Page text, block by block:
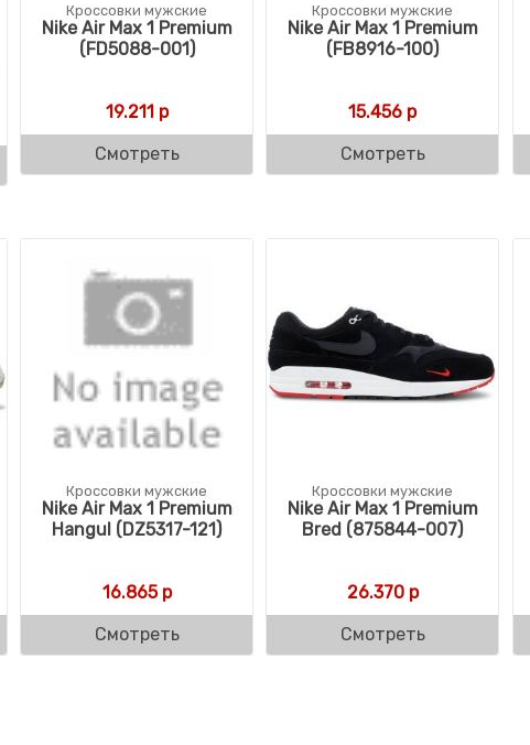
Кроссовки мужские
Nike Air Max 1 Premium
(FD5088-001)
19.211р
Смотреть
Кроссовки мужские
Nike Air Max 1 Premium
(FB8916-100)
15.456 р
Смотреть
Кроссовки мужские
Nike Air Max 1 Premium
Hangul (DZ5317-121)
16.865р
Смотреть
Кроссовки мужские
Nike Air Max 1 Premium
Bred (875844-007)
26.370р
Смотреть